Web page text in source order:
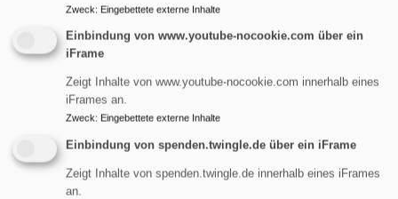
St. Maria Magdalena - Tennenlohe
evangelisch in Tennenlohe und im World Wide Web
Hauptnavigation
Startseite Anmeldung
Zweck: Eingebettete externe Inhalte
Einbindung von www.youtube-nocookie.com über ein
iFrame
Zeigt Inhalte von www.youtube-nocookie.com innerhalb eines
iFrames an.
Zweck: Eingebettete externe Inhalte
Einbindung von spenden.twingle.de über ein iFrame
Zeigt Inhalte von spenden.twingle.de innerhalb eines iFrames
an.